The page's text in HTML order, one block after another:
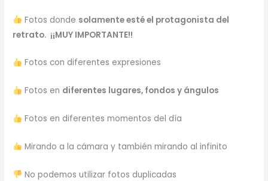
Fotos donde solamente esté el protagonista del
retrato. ¡¡MUY IMPORTANTE!!
Fotos con diferentes expresiones
Fotos en diferentes lugares, fondos y ángulos
Fotos en diferentes momentos del día
Mirando a la cámara y también mirando al infinito
No podemos utilizar fotos duplicadas